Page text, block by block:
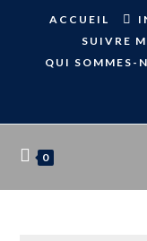
ACCUEIL
SUIVRE
QUI SOMMES-
0